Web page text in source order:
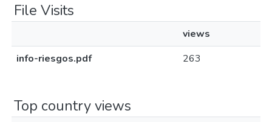
File Visits
views
info-riesgos.pdf
263
Top country views